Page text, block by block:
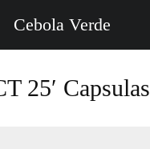
Cebola Verde
25′ Capsulas